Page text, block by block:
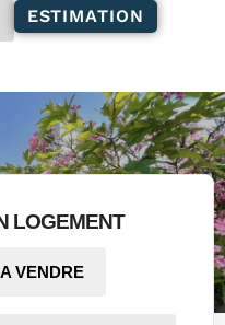
ESTIMATION
LOGEMENT
A VENDRE